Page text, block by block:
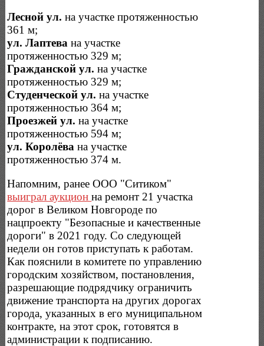
Лесной ул.на участке протяженностью
361 м;
ул. Лаптева на участке
протяженностью 329 м;
Гражданской ул.на участке
протяженностью 329 м;
Студенческой ул. на участке
протяженностью 364 м;
Проезжей ул. на участке
протяженностью 594 м;
ул. Королёвана участке
протяженностью 374 м.
Напомним, ранее ООО "Ситиком"
выиграл аукционна ремонт 21 участка
дорог в Великом Новгороде по
нацпроекту "Безопасные и качественные
дороги" в 2021 году. Со следующей
недели он готов приступать к работам.
Как пояснили в комитете по управлению
городским хозяйством, постановления,
разрешающие подрядчику ограничить
движение транспорта на других дорогах
города, указанных в его муниципальном
контракте, на этот срок, готовятся в
администрации к подписанию.